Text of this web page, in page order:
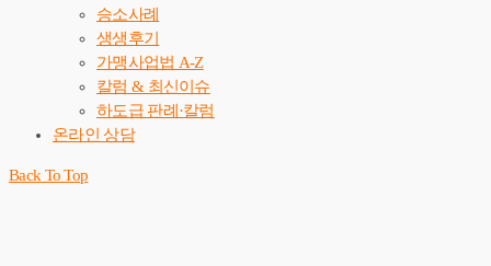
승소사례
생생후기
가맹사업법 A-Z
칼럼 & 최신이슈
하도급 판례·칼럼
온라인 상담
Back To Top